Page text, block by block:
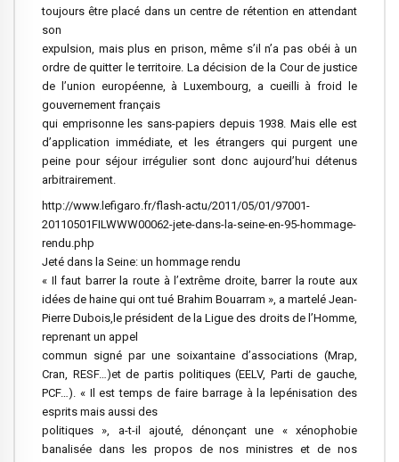
toujours être placé dans un centre de rétention en attendant
son
expulsion, mais plus en prison, même s’il n’a pas obéi à un
ordre de quitter le territoire. La décision de la Cour de justice
de l’union européenne, à Luxembourg, a cueilli à froid le
gouvernement français
qui emprisonne les sans-papiers depuis 1938. Mais elle est
d’application immédiate, et les étrangers qui purgent une
peine pour séjour irrégulier sont donc aujourd’hui détenus
arbitrairement.
http://www.lefigaro.fr/flash-actu/2011/05/01/97001-
20110501FILWWW00062-jete-dans-la-seine-en-95-hommage-
rendu.php
Jeté dans la Seine: un hommage rendu
« Il faut barrer la route à l’extrême droite, barrer la route aux
idées de haine qui ont tué Brahim Bouarram », a martelé Jean-
Pierre Dubois,le président de la Ligue des droits de l’Homme,
reprenant un appel
commun signé par une soixantaine d’associations (Mrap,
Cran, RESF…)et de partis politiques (EELV, Parti de gauche,
PCF…). « Il est temps de faire barrage à la lepénisation des
esprits mais aussi des
politiques », a-t-il ajouté, dénonçant une « xénophobie
banalisée dans les propos de nos ministres et de nos